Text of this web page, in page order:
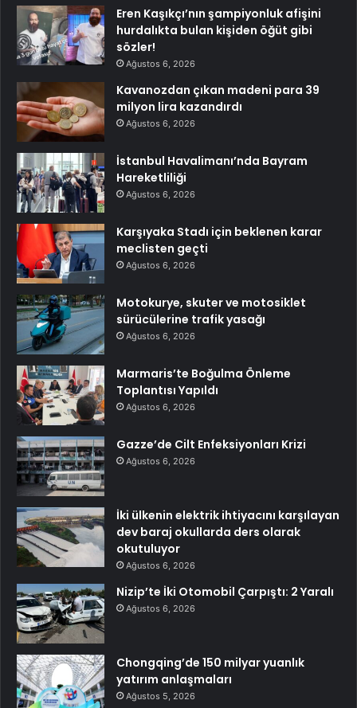
Eren Kaşıkçı’nın şampiyonluk afişini
hurdalıkta bulan kişiden öğüt gibi
sözler!
Ağustos 6, 2026
Kavanozdan çıkan madeni para 39
milyon lira kazandırdı
Ağustos 6, 2026
İstanbul Havalimanı’nda Bayram
Hareketliliği
Ağustos 6, 2026
Karşıyaka Stadı için beklenen karar
meclisten geçti
Ağustos 6, 2026
Motokurye, skuter ve motosiklet
sürücülerine trafik yasağı
Ağustos 6, 2026
Marmaris’te Boğulma Önleme
Toplantısı Yapıldı
Ağustos 6, 2026
Gazze’de Cilt Enfeksiyonları Krizi
Ağustos 6, 2026
İki ülkenin elektrik ihtiyacını karşılayan
dev baraj okullarda ders olarak
okutuluyor
Ağustos 6, 2026
Nizip’te İki Otomobil Çarpıştı: 2 Yaralı
Ağustos 6, 2026
Chongqing’de 150 milyar yuanlık
yatırım anlaşmaları
Ağustos 5, 2026